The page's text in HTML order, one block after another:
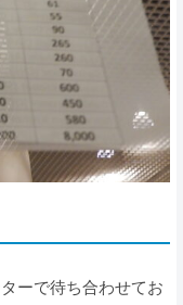
ーで待ち合わせてお